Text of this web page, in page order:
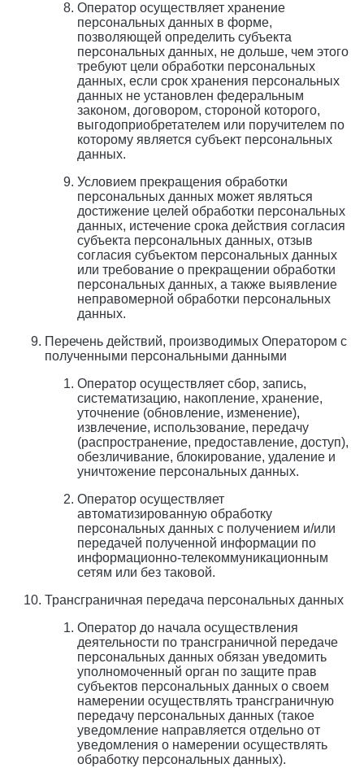
Оператор осуществляет хранение
персональных данных в форме,
позволяющей определить субъекта
персональных данных, не дольше, чем этого
требуют цели обработки персональных
данных, если срок хранения персональных
данных не установлен федеральным
законом, договором, стороной которого,
выгодоприобретателем или поручителем по
которому является субъект персональных
данных.
Условием прекращения обработки
персональных данных может являться
достижение целей обработки персональных
данных, истечение срока действия согласия
субъекта персональных данных, отзыв
согласия субъектом персональных данных
или требование о прекращении обработки
персональных данных, а также выявление
неправомерной обработки персональных
данных.
Перечень действий, производимых Оператором с
полученными персональными данными
Оператор осуществляет сбор, запись,
систематизацию, накопление, хранение,
уточнение (обновление, изменение),
извлечение, использование, передачу
(распространение, предоставление, доступ),
обезличивание, блокирование, удаление и
уничтожение персональных данных.
Оператор осуществляет
автоматизированную обработку
персональных данных с получением и/или
передачей полученной информации по
информационно-телекоммуникационным
сетям или без таковой.
Трансграничная передача персональных данных
Оператор до начала осуществления
деятельности по трансграничной передаче
персональных данных обязан уведомить
уполномоченный орган по защите прав
субъектов персональных данных о своем
намерении осуществлять трансграничную
передачу персональных данных (такое
уведомление направляется отдельно от
уведомления о намерении осуществлять
обработку персональных данных).